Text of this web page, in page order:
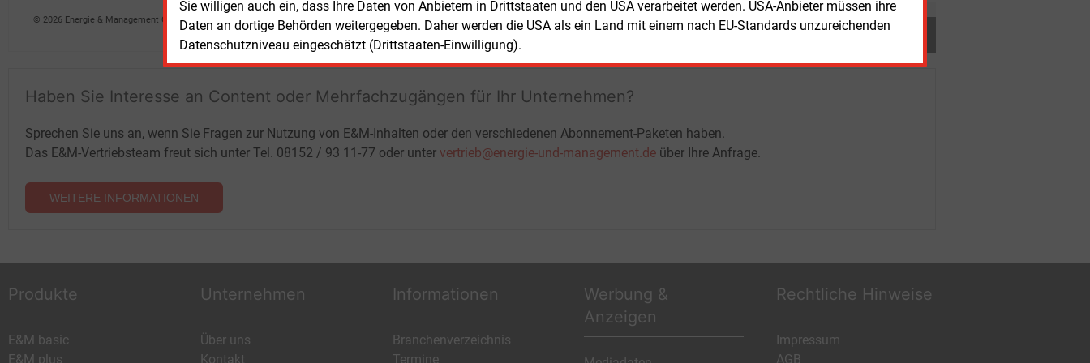
Sie willigen auch ein, dass Ihre Daten von Anbietern in Drittstaaten und den USA verarbeitet werden. USA-Anbieter müssen ihre
Daten an dortige Behörden weitergegeben. Daher werden die USA als ein Land mit einem nach EU-Standards unzureichenden
Datenschutzniveau eingeschätzt (Drittstaaten-Einwilligung).
© 2026 Energie & Management GmbH
Teilen:
Haben Sie Interesse an Content oder Mehrfachzugängen für Ihr Unternehmen?
Sprechen Sie uns an, wenn Sie Fragen zur Nutzung von E&M-Inhalten oder den verschiedenen Abonnement-Paketen haben.
Das E&M-Vertriebsteam freut sich unter Tel. 08152 / 93 11-77 oder unter vertrieb@energie-und-management.de über Ihre Anfrage.
WEITERE INFORMATIONEN
Produkte
E&M basic
E&M plus
Unternehmen
Über uns
Kontakt
Informationen
Branchenverzeichnis
Termine
Werbung &
Anzeigen
Rechtliche Hinweise
Impressum
AGB